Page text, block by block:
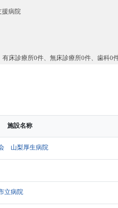
援病院
床診療所0件、無床診療所0件、歯科0
施設名称
山梨厚生病院
立病院